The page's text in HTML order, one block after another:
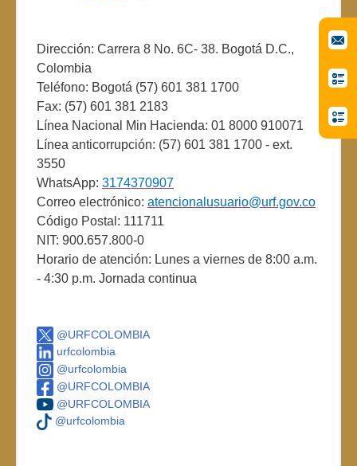
Dirección: Carrera 8 No. 6C- 38. Bogotá D.C.,
Colombia
Teléfono: Bogotá (57) 601 381 1700
Fax: (57) 601 381 2183
Línea Nacional Min Hacienda: 01 8000 910071
Línea anticorrupción: (57) 601 381 1700 - ext.
3550
WhatsApp: 3174370907
Correo electrónico: atencionalusuario@urf.gov.co
Código Postal: 111711
NIT: 900.657.800-0
Horario de atención: Lunes a viernes de 8:00 a.m.
- 4:30 p.m. Jornada continua
@URFCOLOMBIA
urfcolombia
@urfcolombia
@URFCOLOMBIA
@URFCOLOMBIA
@urfcolombia